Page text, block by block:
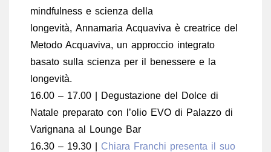
mindfulness e scienza della
longevità, Annamaria Acquaviva è creatrice del
Metodo Acquaviva, un approccio integrato
basato sulla scienza per il benessere e la
longevità.
16.00 – 17.00 | Degustazione del Dolce di
Natale preparato con l’olio EVO di Palazzo di
Varignana al Lounge Bar
16.30 – 19.30 | Chiara Franchi presenta il suo